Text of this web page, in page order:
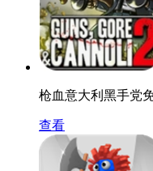
枪血意大利黑手党
查看